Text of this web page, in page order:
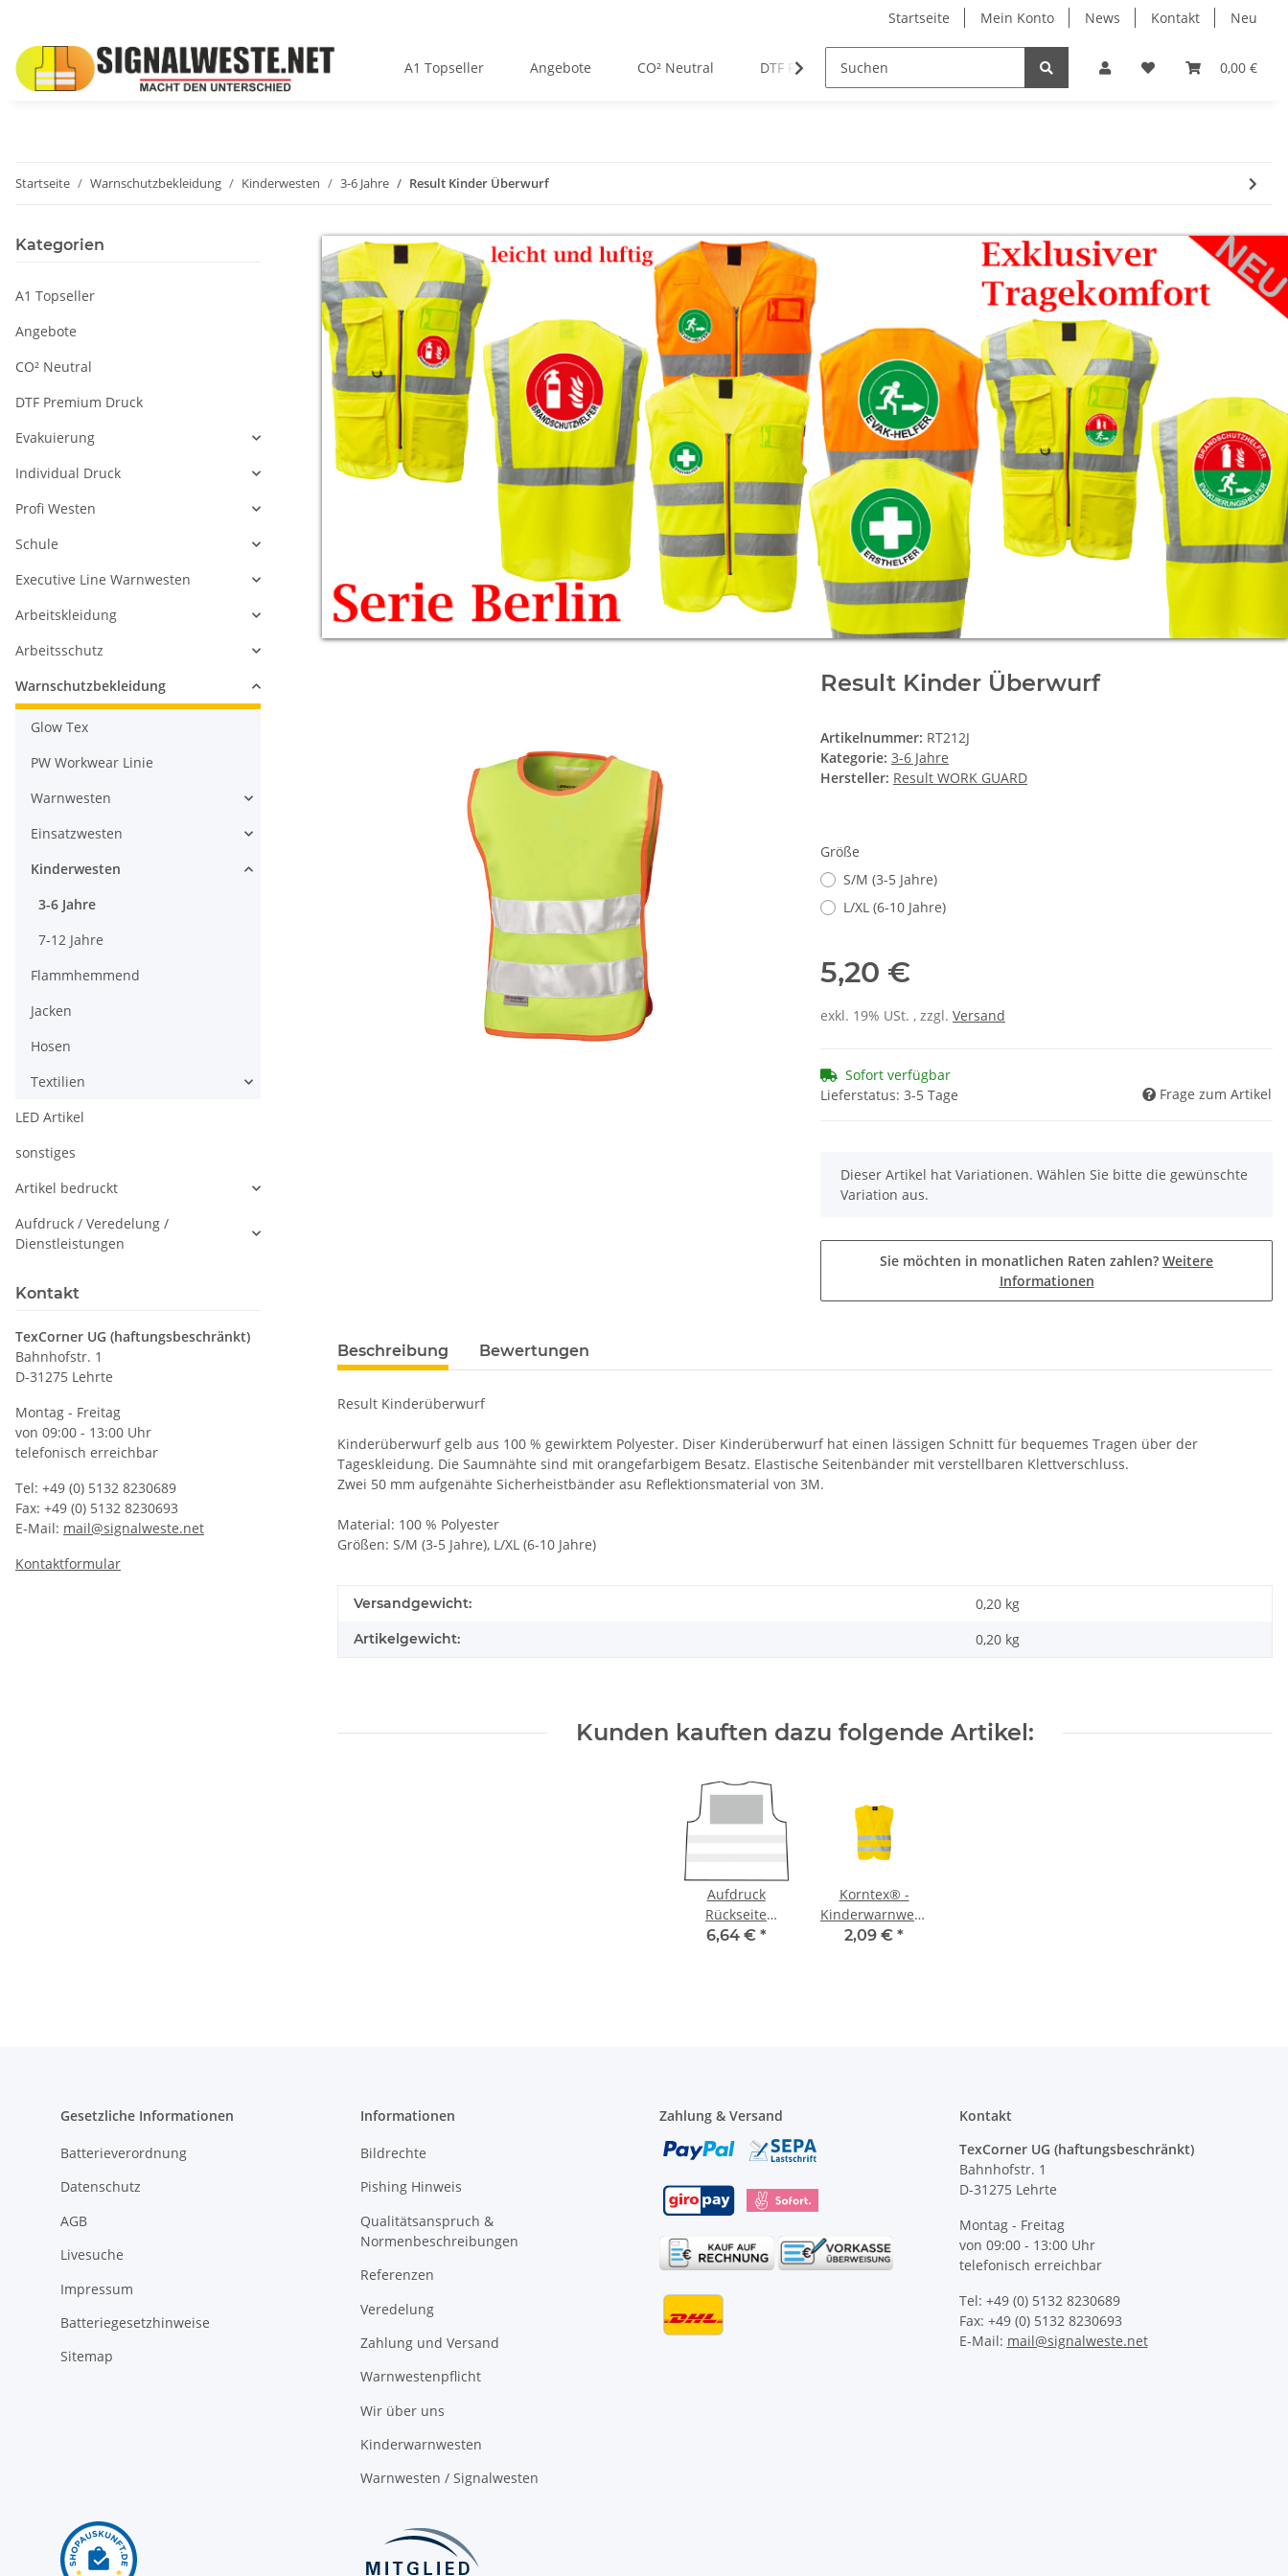
Startseite Mein Konto News Kontakt Neu
0,00 €
A1 Topseller Angebote CO² Neutral DTF Premium Druck Individual Druck Profi
Startseite Warnschutzbekleidung Kinderwesten 3-6 Jahre Result Kinder Überwurf
Result Kinder Überwurf
Artikelnummer: RT212J
Kategorie: 3-6 Jahre
Hersteller: Result WORK GUARD
Größe
S/M (3-5 Jahre)
L/XL (6-10 Jahre)
5,20 €
exkl. 19% USt. , zzgl. Versand
Sofort verfügbar
Lieferstatus: 3-5 Tage
Frage zum Artikel
x
Dieser Artikel hat Variationen. Wählen Sie bitte die gewünschte
Variation aus.
Sie möchten in monatlichen Raten zahlen? Weitere
Informationen
Beschreibung Bewertungen
Result Kinderüberwurf
Kinderüberwurf gelb aus 100 % gewirktem Polyester. Diser Kinderüberwurf hat einen lässigen Schnitt für bequemes Tragen über der
Tageskleidung. Die Saumnähte sind mit orangefarbigem Besatz. Elastische Seitenbänder mit verstellbaren Klettverschluss.
Zwei 50 mm aufgenähte Sicherheistbänder asu Reflektionsmaterial von 3M.
Material: 100 % Polyester
Größen: S/M (3-5 Jahre), L/XL (6-10 Jahre)
Versandgewicht: 0,20 kg
Artikelgewicht: 0,20 kg
Kunden kauften dazu folgende Artikel:
Aufdruck
Rückseite
280x200 mm
6,64 € *
Korntex® -
Kinderwarnweste
- Gelb 3 größen
2,09 € *
Kategorien
A1 Topseller
Angebote
CO² Neutral
DTF Premium Druck
Evakuierung
Individual Druck
Profi Westen
Schule
Executive Line Warnwesten
Arbeitskleidung
Arbeitsschutz
Warnschutzbekleidung
Glow Tex
PW Workwear Linie
Warnwesten
Einsatzwesten
Kinderwesten
3-6 Jahre
7-12 Jahre
Flammhemmend
Jacken
Hosen
Textilien
LED Artikel
sonstiges
Artikel bedruckt
Aufdruck / Veredelung /
Dienstleistungen
Kontakt
TexCorner UG (haftungsbeschränkt)
Bahnhofstr. 1
D-31275 Lehrte
Montag - Freitag
von 09:00 - 13:00 Uhr
telefonisch erreichbar
Tel: +49 (0) 5132 8230689
Fax: +49 (0) 5132 8230693
E-Mail: mail@signalweste.net
Kontaktformular
Gesetzliche Informationen
Batterieverordnung
Datenschutz
AGB
Livesuche
Impressum
Batteriegesetzhinweise
Sitemap
Informationen
Bildrechte
Pishing Hinweis
Qualitätsanspruch &
Normenbeschreibungen
Referenzen
Veredelung
Zahlung und Versand
Warnwestenpflicht
Wir über uns
Kinderwarnwesten
Warnwesten / Signalwesten
Zahlung & Versand
Kontakt
TexCorner UG (haftungsbeschränkt)
Bahnhofstr. 1
D-31275 Lehrte
Montag - Freitag
von 09:00 - 13:00 Uhr
telefonisch erreichbar
Tel: +49 (0) 5132 8230689
Fax: +49 (0) 5132 8230693
E-Mail: mail@signalweste.net